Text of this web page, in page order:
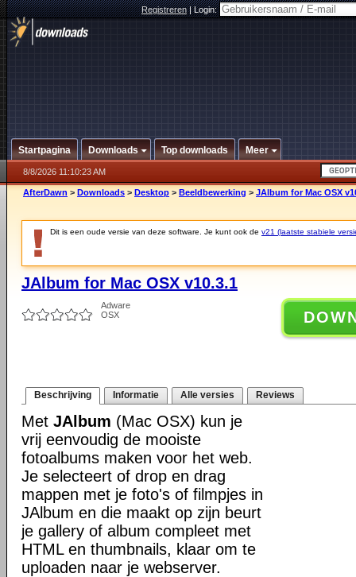
Registreren|Login:
Startpagina Downloads Top downloads Meer
8/8/2026 11:10:23 AM
AfterDawn > Downloads > Desktop > Beeldbewerking > JAlbum for Mac OSX
Dit is een oude versie van deze software. Je kunt ook de v21 (laatste stabiele
JAlbum for Mac OSX v10.3.1
Adware
OSX
Beschrijving Informatie Alle versies Reviews
Met JAlbum (Mac OSX) kun je
vrij eenvoudig de mooiste
fotoalbums maken voor het web.
Je selecteert of drop en drag
mappen met je foto's of filmpjes in
JAlbum en die maakt op zijn beurt
je gallery of album compleet met
HTML en thumbnails, klaar om te
uploaden naar je webserver.